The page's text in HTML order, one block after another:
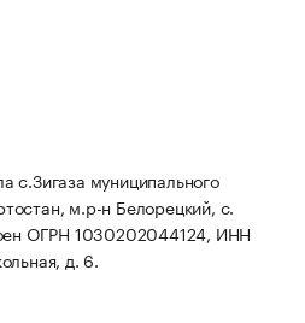
с.Зигаза муниципального
м.р-н Белорецкий, с.
ОГРН 1030202044124, ИНН
д. 6.